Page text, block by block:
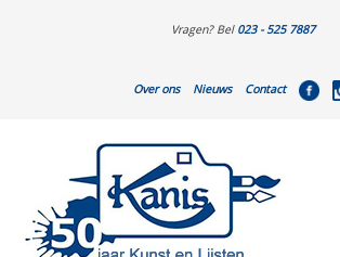
Vragen? Bel 023 - 525 7887
Over ons Nieuws Contact